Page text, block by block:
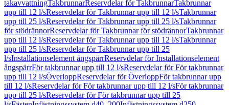
takavvattningTakbrunnarReservdelar för TakbrunnarTakbrunnar
upp till 12 l/sReservdelar för Takbrunnar upp till 12 l/sTakbrunnar
upp till 25 l/sReservdelar för Takbrunnar upp till 25 l/sTakbrunnar
för stödrännorReservdelar för Takbrunnar för stödrännorTakbrunnar
upp till 12 l/sReservdelar för Takbrunnar upp till 12 l/sTakbrunnar
upp till 25 l/sReservdelar för Takbrunnar upp till 25
l/sInstallationselement ångspärrReservdelar för Installationselement
ångspärrFör takbrunnar upp till 12 l/sReservdelar för För takbrunnar
upp till 12 l/sÖverloppReservdelar för ÖverloppFör takbrunnar upp
till 12 l/sReservdelar för För takbrunnar upp till 12 l/sFör takbrunnar
upp till 25 l/sReservdelar för För takbrunnar upp till 25